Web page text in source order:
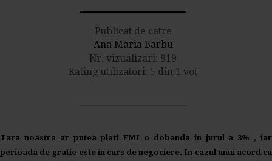
Publicat de catre
Ana Maria Barbu
Nr. vizualizari: 919
Rating utilizatori: 5 din 1 vot
Tara noastra ar putea plati FMI o dobanda in jurul a 3% , iar
perioada de gratie este in curs de negociere. In cazul unui acord cu